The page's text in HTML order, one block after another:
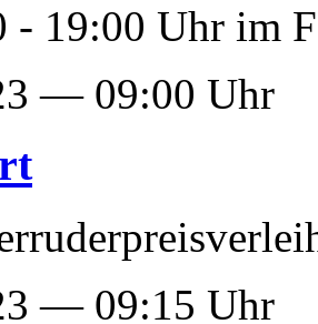
- 19:00 Uhr im
— 09:00 Uhr
— 09:15 Uhr